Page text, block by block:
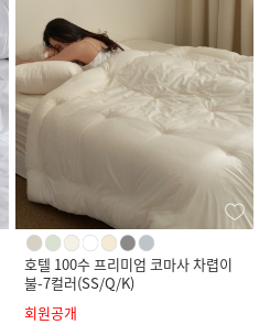
호텔 100수 프리미엄 코마사 차렵이
불-7컬러(SS/Q/K)
회원공개